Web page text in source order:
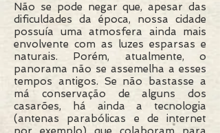
Não se pode negar que, apesar das
dificuldades da época, nossa cidade
possuía uma atmosfera ainda mais
envolvente com as luzes esparsas e
naturais. Porém, atualmente, o
panorama não se assemelha a esses
tempos antigos. Se não bastasse a
má conservação de alguns dos
casarões, há ainda a tecnologia
(antenas parabólicas e de internet